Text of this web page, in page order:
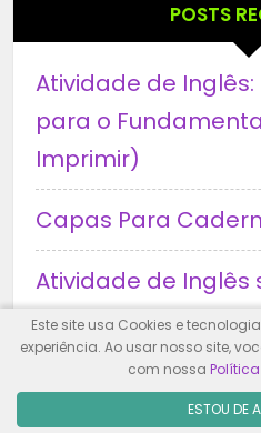
POSTS
Atividade de
para o
Imprimir)
Capas Para
Atividade de Inglês
Rotinas Diárias
Atividades de
Aulas: ideias
Este site usa Cookies e
experiência. Ao usar nosso site,
com nossa
ESTOU DE